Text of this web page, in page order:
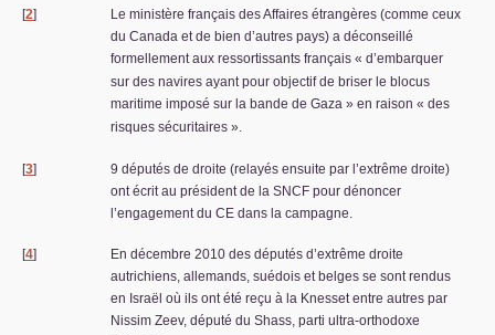
[2]
Le ministère français des Affaires étrangères (comme ceux
du Canada et de bien d’autres pays) a déconseillé
formellement aux ressortissants français « d’embarquer
sur des navires ayant pour objectif de briser le blocus
maritime imposé sur la bande de Gaza » en raison « des
risques sécuritaires ».
[3]
9 députés de droite (relayés ensuite par l’extrême droite)
ont écrit au président de la SNCF pour dénoncer
l’engagement du CE dans la campagne.
[4]
En décembre 2010 des députés d’extrême droite
autrichiens, allemands, suédois et belges se sont rendus
en Israël où ils ont été reçu à la Knesset entre autres par
Nissim Zeev, député du Shass, parti ultra-orthodoxe